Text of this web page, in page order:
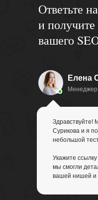
Ответьте
и получи
вашего
Елена
Здравствуйте!
Сурикова и я
небольшой
Укажите
мы смогли
вашей нишей и